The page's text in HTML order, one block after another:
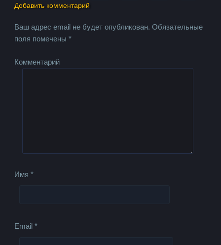
Добавить комментарий
Ваш адрес email не будет опубликован. Обязательные
поля помечены*
Комментарий
Имя*
Email*